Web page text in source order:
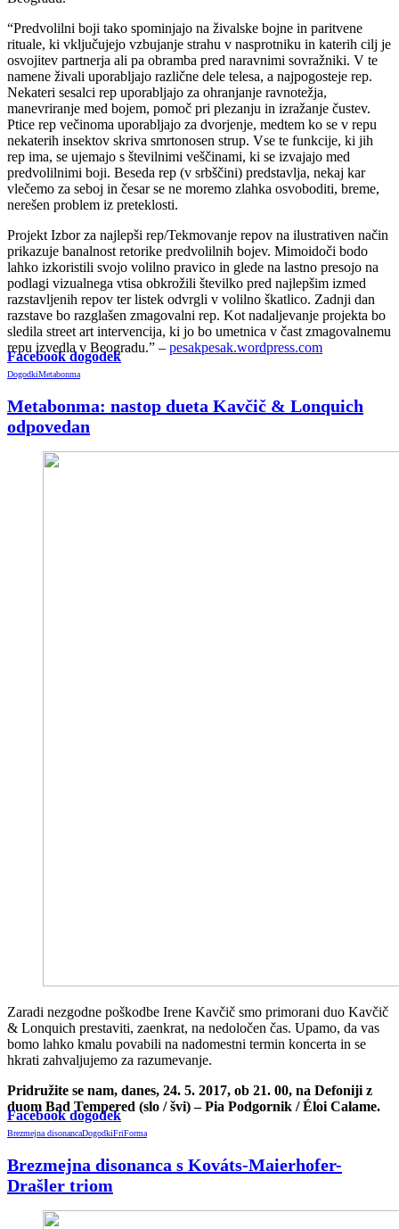
“Predvolilni boji tako spominjajo na živalske bojne in paritvene
rituale, ki vključujejo vzbujanje strahu v nasprotniku in katerih cilj je
osvojitev partnerja ali pa obramba pred naravnimi sovražniki. V te
namene živali uporabljajo različne dele telesa, a najpogosteje rep.
Nekateri sesalci rep uporabljajo za ohranjanje ravnotežja,
manevriranje med bojem, pomoč pri plezanju in izražanje čustev.
Ptice rep večinoma uporabljajo za dvorjenje, medtem ko se v repu
nekaterih insektov skriva smrtonosen strup. Vse te funkcije, ki jih
rep ima, se ujemajo s številnimi veščinami, ki se izvajajo med
predvolilnimi boji. Beseda rep (v srbščini) predstavlja, nekaj kar
vlečemo za seboj in česar se ne moremo zlahka osvoboditi, breme,
nerešen problem iz preteklosti.
Projekt Izbor za najlepši rep/Tekmovanje repov na ilustrativen način
prikazuje banalnost retorike predvolilnih bojev. Mimoidoči bodo
lahko izkoristili svojo volilno pravico in glede na lastno presojo na
podlagi vizualnega vtisa obkrožili številko pred najlepšim izmed
razstavljenih repov ter listek odvrgli v volilno škatlico. Zadnji dan
razstave bo razglašen zmagovalni rep. Kot nadaljevanje projekta bo
sledila street art intervencija, ki jo bo umetnica v čast zmagovalnemu
repu izvedla v Beogradu.” – pesakpesak.wordpress.com
Facebook dogodek
DogodkiMetabonma
Metabonma: nastop dueta Kavčič & Lonquich
odpovedan
Zaradi nezgodne poškodbe Irene Kavčič smo primorani duo Kavčič
& Lonquich prestaviti, zaenkrat, na nedoločen čas. Upamo, da vas
bomo lahko kmalu povabili na nadomestni termin koncerta in se
hkrati zahvaljujemo za razumevanje.
Pridružite se nam, danes, 24. 5. 2017, ob 21. 00, na Defoniji z
duom Bad Tempered (slo / švi) – Pia Podgornik / Éloi Calame.
Facebook dogodek
Brezmejna disonancaDogodkiFriForma
Brezmejna disonanca s Kováts-Maierhofer-
Drašler triom